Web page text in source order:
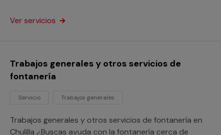
problema a cualquier lugar de la provincia de Valencia.
Multimap.
Ver servicios
Trabajos generales y otros servicios de
fontanería
Servicio Trabajos generales
Trabajos generales y otros servicios de fontanería en
Chulilla ¿Buscas ayuda con la fontanería cerca de